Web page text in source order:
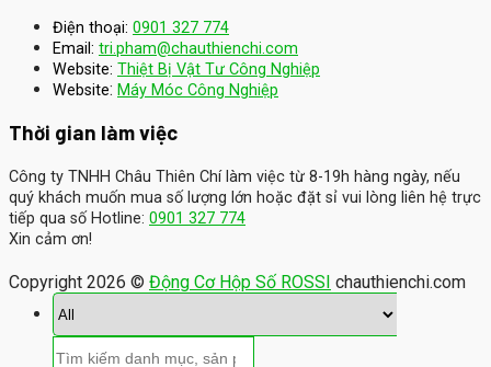
Điện thoại: 0901 327 774
Email: tri.pham@chauthienchi.com
Website: Thiệt Bị Vật Tư Công Nghiệp
Website: Máy Móc Công Nghiệp
Thời gian làm việc
Công ty TNHH Châu Thiên Chí làm việc từ 8-19h hàng ngày, nếu
quý khách muốn mua số lượng lớn hoặc đặt sỉ vui lòng liên hệ trực
tiếp qua số Hotline: 0901 327 774
Xin cảm ơn!
Copyright 2026 © Động Cơ Hộp Số ROSSI chauthienchi.com